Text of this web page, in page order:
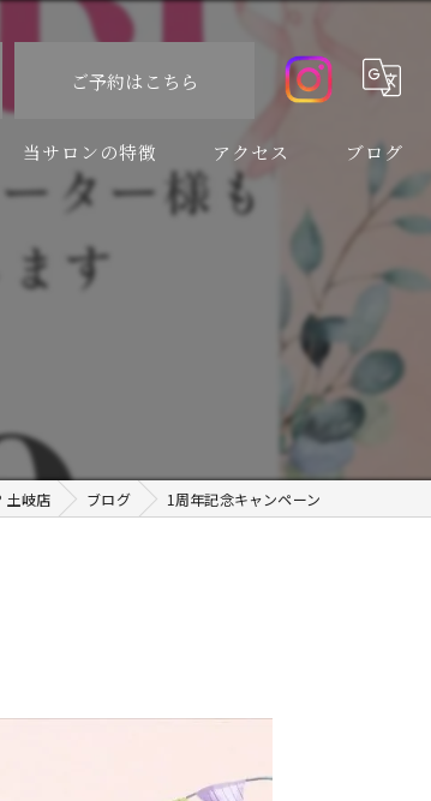
ご予約はこちら
当サロンの特徴
速い
口臭予防
アクセス ブログ
土岐店 ブログ 1周年記念キャンペーン